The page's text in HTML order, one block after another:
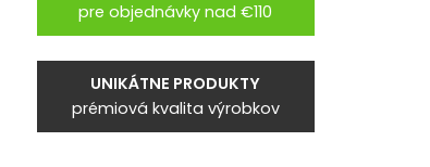
pre objednávky nad €110
UNIKÁTNE PRODUKTY
prémiová kvalita výrobkov